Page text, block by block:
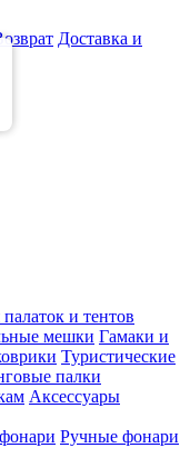
Доставка и
и тентов
мешки Гамаки и
Туристические
палки
Аксессуары
Ручные фонари